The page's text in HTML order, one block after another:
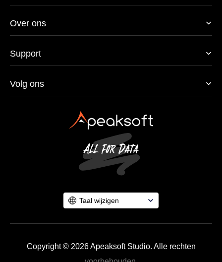
Over ons
Support
Volg ons
Taal wijzigen
Copyright © 2026 Apeaksoft Studio. Alle rechten